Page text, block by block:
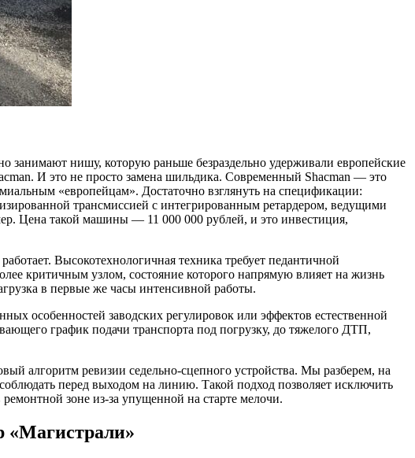
занимают нишу, которую раньше безраздельно удерживали европейские
И это не просто замена шильдика. Современный Shacman — это
«европейцам». Достаточно взглянуть на спецификации:
трансмиссией с интегрированным ретардером, ведущими
Цена такой машины — 11 000 000 рублей, и это инвестиция,
Высокотехнологичная техника требует педантичной
критичным узлом, состояние которого напрямую влияет на жизнь
в первые же часы интенсивной работы.
особенностей заводских регулировок или эффектов естественной
график подачи транспорта под погрузку, до тяжелого ДТП,
алгоритм ревизии седельно-сцепного устройства. Мы разберем, на
перед выходом на линию. Такой подход позволяет исключить
зоне из-за упущенной на старте мелочи.
«Магистрали»